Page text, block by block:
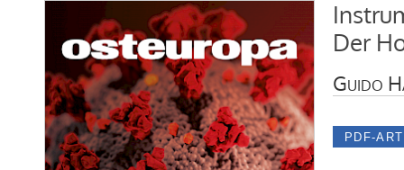
Der
Guido